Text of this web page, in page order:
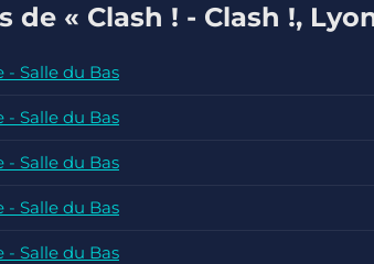
de « Clash ! - Clash !,
- Salle du Bas
- Salle du Bas
- Salle du Bas
- Salle du Bas
- Salle du Bas